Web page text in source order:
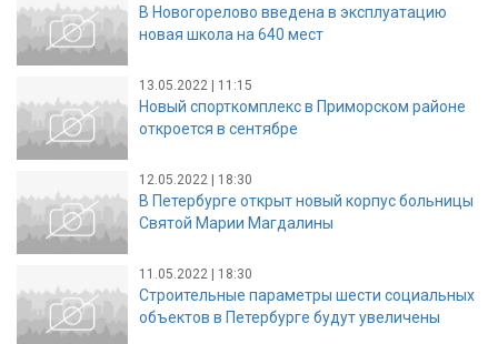
В Новогорелово введена в эксплуатацию
новая школа на 640 мест
13.05.2022 | 11:15
Новый спорткомплекс в Приморском районе
откроется в сентябре
12.05.2022 | 18:30
В Петербурге открыт новый корпус больницы
Святой Марии Магдалины
11.05.2022 | 18:30
Строительные параметры шести социальных
объектов в Петербурге будут увеличены